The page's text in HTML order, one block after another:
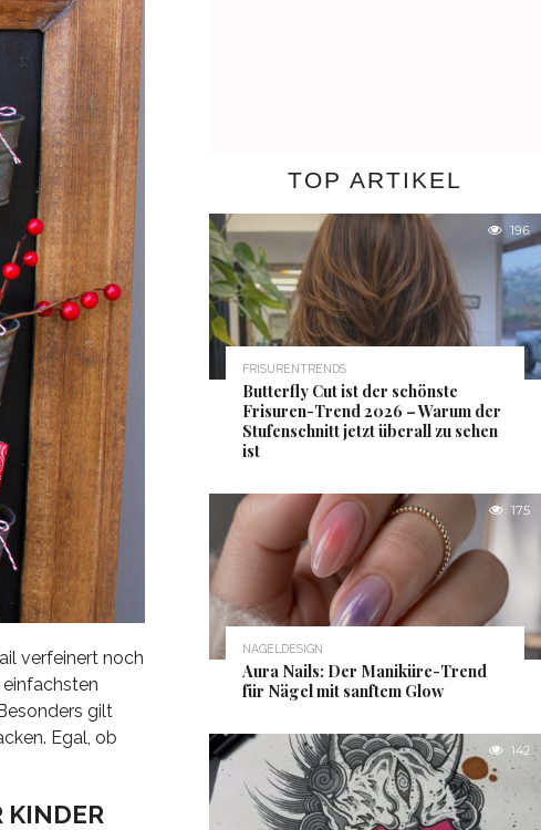
verfeinert noch
gilt
Egal, ob
KINDER
TOP ARTIKEL
196
FRISURENTRENDS
Butterfly Cut ist der schönste
Frisuren-Trend 2026 – Warum der
Stufenschnitt jetzt überall zu sehen
ist
175
NAGELDESIGN
Aura Nails: Der Maniküre-Trend
für Nägel mit sanftem Glow
142